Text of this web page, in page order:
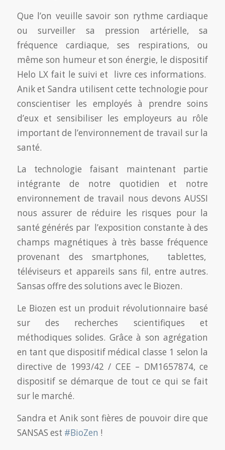
Que l’on veuille savoir son rythme cardiaque
ou surveiller sa pression artérielle, sa
fréquence cardiaque, ses respirations, ou
même son humeur et son énergie, le dispositif
Helo LX fait le suivi et livre ces informations.
Anik et Sandra utilisent cette technologie pour
conscientiser les employés à prendre soins
d’eux et sensibiliser les employeurs au rôle
important de l’environnement de travail sur la
santé.
La technologie faisant maintenant partie
intégrante de notre quotidien et notre
environnement de travail nous devons AUSSI
nous assurer de réduire les risques pour la
santé générés par l’exposition constante à des
champs magnétiques à très basse fréquence
provenant des smartphones, tablettes,
téléviseurs et appareils sans fil, entre autres.
Sansas offre des solutions avec le Biozen.
Le Biozen est un produit révolutionnaire basé
sur des recherches scientifiques et
méthodiques solides. Grâce à son agrégation
en tant que dispositif médical classe 1 selon la
directive de 1993/42 / CEE – DM1657874, ce
dispositif se démarque de tout ce qui se fait
sur le marché.
Sandra et Anik sont fières de pouvoir dire que
SANSAS est #BioZen !